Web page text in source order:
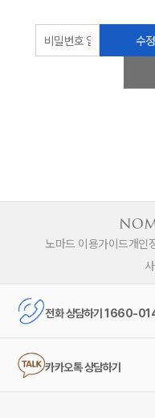
수
노마드 이용가이드개인
전화 상담하기 1660-
카카오톡 상담하기